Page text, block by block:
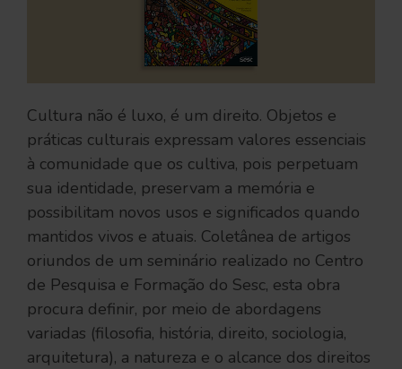
Cultura não é luxo, é um direito. Objetos e
práticas culturais expressam valores essenciais
à comunidade que os cultiva, pois perpetuam
sua identidade, preservam a memória e
possibilitam novos usos e significados quando
mantidos vivos e atuais. Coletânea de artigos
oriundos de um seminário realizado no Centro
de Pesquisa e Formação do Sesc, esta obra
procura definir, por meio de abordagens
variadas (filosofia, história, direito, sociologia,
arquitetura), a natureza e o alcance dos direitos